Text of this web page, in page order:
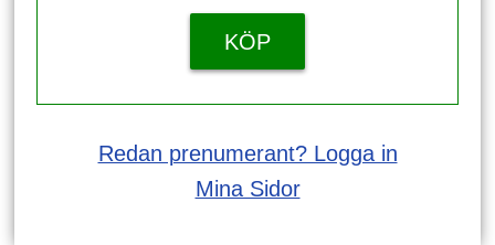
KÖP
Redan prenumerant? Logga in
Mina Sidor